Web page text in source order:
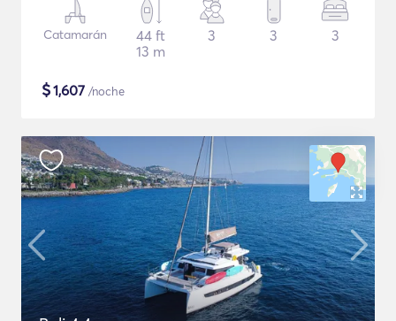
Catamarán
44 ft
13 m
3 3 3
$1,607 /noche